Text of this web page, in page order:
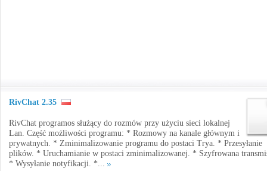
RivChat 2.35
RivChat programos służący do rozmów przy użyciu sieci lokalnej
Lan. Część możliwości programu: * Rozmowy na kanale głównym i
prywatnych. * Zminimalizowanie programu do postaci Trya. * Przesyłanie
plików. * Uruchamianie w postaci zminimalizowanej. * Szyfrowana
* Wysyłanie notyfikacji. *...